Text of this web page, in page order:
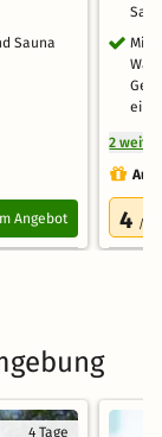
Sauna
Angebot
Mit
2
4 /5.0
4 Tage